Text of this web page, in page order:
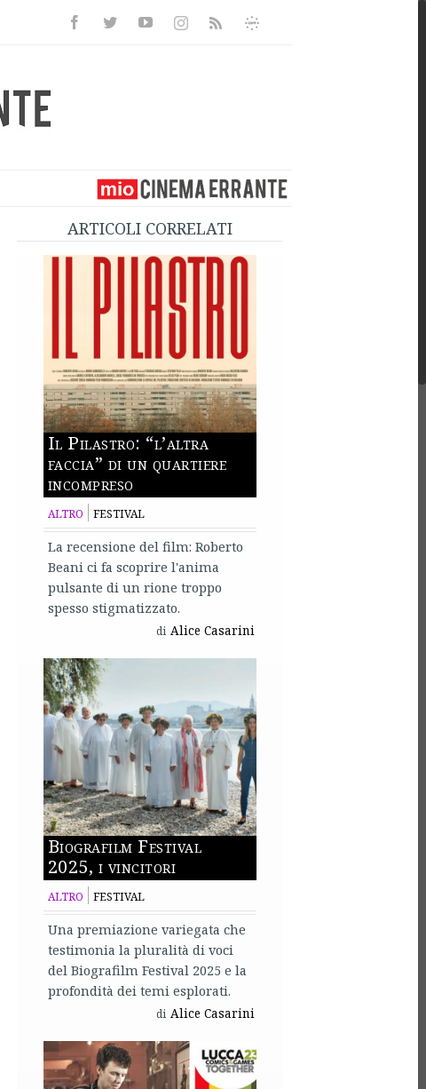
FacebookTwitterYoutubeInstagramRss
Informativa
ARTICOLI CORRELATI
Il Pilastro: “l’altra
faccia” di un quartiere
incompreso
ALTRO FESTIVAL
La recensione del film: Roberto
Beani ci fa scoprire l'anima
pulsante di un rione troppo
spesso stigmatizzato.
di Alice Casarini
Biografilm Festival
2025, i vincitori
ALTRO FESTIVAL
Una premiazione variegata che
testimonia la pluralità di voci
del Biografilm Festival 2025 e la
profondità dei temi esplorati.
di Alice Casarini